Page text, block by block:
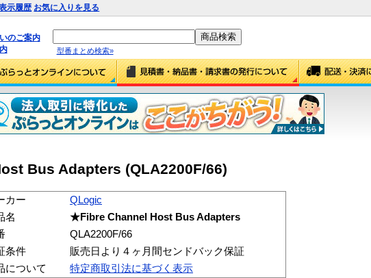
示履歴 お気に入りを見る
のご案内
型番まとめ検索»
Bus Adapters (QLA2200F/66)
カー
QLogic
名
★Fibre Channel Host Bus Adapters
QLA2200F/66
条件
販売日より４ヶ月間センドバック保証
について
特定商取引法に基づく表示